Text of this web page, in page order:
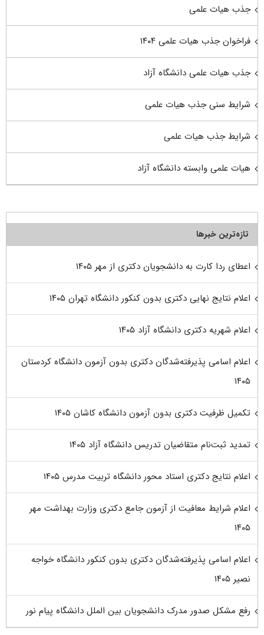
جذب هیات علمی
فراخوان جذب هیات علمی ۱۴۰۴
جذب هیات علمی دانشگاه آزاد
شرایط سنی جذب هیات علمی
شرایط جذب هیات علمی
هیات علمی وابسته دانشگاه آزاد
تازه‌ترین خبرها
اعطای ردا کارت به دانشجویان دکتری از مهر ۱۴۰۵
اعلام نتایج نهایی دکتری بدون کنکور دانشگاه تهران ۱۴۰۵
اعلام شهریه دکتری دانشگاه آزاد ۱۴۰۵
اعلام اسامی پذیرفته‌شدگان دکتری بدون آزمون دانشگاه کردستان
۱۴۰۵
تکمیل ظرفیت دکتری بدون آزمون دانشگاه کاشان ۱۴۰۵
تمدید ثبت‌نام متقاضیان تدریس دانشگاه آزاد ۱۴۰۵
اعلام نتایج دکتری استاد محور دانشگاه تربیت مدرس ۱۴۰۵
اعلام شرایط معافیت از آزمون جامع دکتری وزارت بهداشت مهر
۱۴۰۵
اعلام اسامی پذیرفته‌شدگان دکتری بدون کنکور دانشگاه خواجه
نصیر ۱۴۰۵
رفع مشکل صدور مدرک دانشجویان بین الملل دانشگاه پیام نور